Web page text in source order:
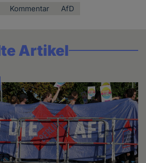
Kommentar AfD
Artikel